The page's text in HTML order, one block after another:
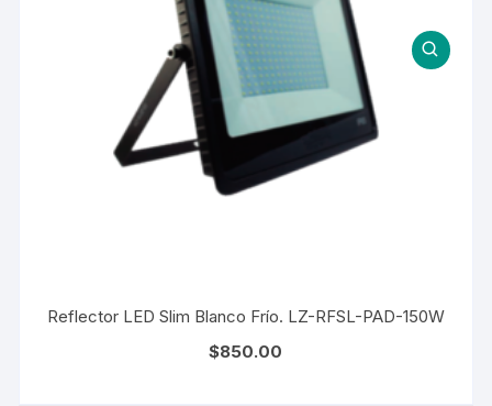
Reflector LED Slim Blanco Frío. LZ-RFSL-PAD-150W
$850.00